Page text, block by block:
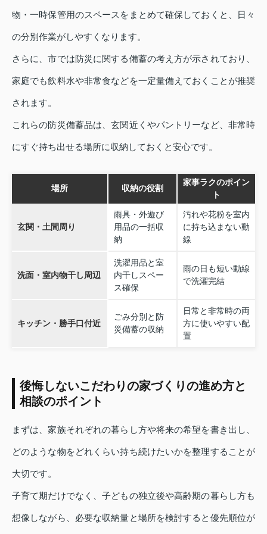
物・一時保管用のスペースをまとめて確保しておくと、日々
の分別作業がしやすくなります。
さらに、市では防災に関する備蓄の考え方が示されており、
家庭でも飲料水や非常食などを一定量備えておくことが推奨
されます。
これらの防災備蓄品は、玄関近くやパントリーなど、非常時
にすぐ持ち出せる場所に収納しておくと安心です。
場所 収納の役割
家事ラクのポイン
ト
玄関・土間周り
雨具・外遊び
用品の一括収
納
汚れや花粉を室内
に持ち込まない動
線
洗面・室内物干し周辺
洗濯用品と室
内干しスペー
ス確保
雨の日も短い動線
で洗濯完結
キッチン・勝手口付近
ごみ分別と防
災備蓄の収納
日常と非常時の両
方に使いやすい配
置
後悔しないこだわりの家づくりの進め方と
相談のポイント
まずは、家族それぞれの暮らし方や将来の希望を書き出し、
どのような物をどれくらい持ち続けたいかを整理することが
大切です。
子育て期だけでなく、子どもの独立後や高齢期の暮らし方も
想像しながら、必要な収納量と場所を検討すると優先順位が